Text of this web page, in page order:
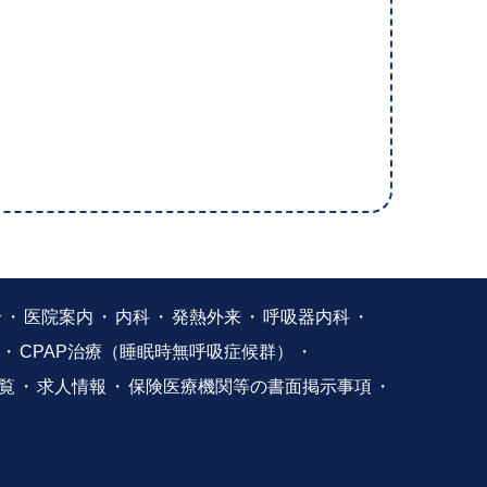
医院案内 内科 発熱外来
呼吸器内科
CPAP治療（睡眠時無呼吸症候群）
求人情報 保険医療機関等の書面掲示事項